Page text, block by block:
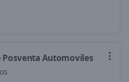
Posventa Automoviles